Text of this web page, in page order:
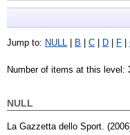
Jump to: NULL B C D F
Number of items at this level:
NULL
La Gazzetta dello Sport.